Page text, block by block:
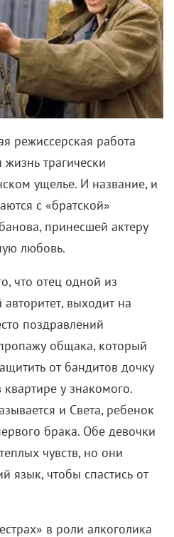
режиссерская работа
жизнь трагически
ущелье. И название, и
с «братской»
принесшей актеру
любовь.
что отец одной из
выходит на
поздравлений
общака, который
от бандитов дочку
у знакомого.
и Света, ребенок
брака. Обе девочки
чувств, но они
язык, чтобы спастись от
в роли алкоголика